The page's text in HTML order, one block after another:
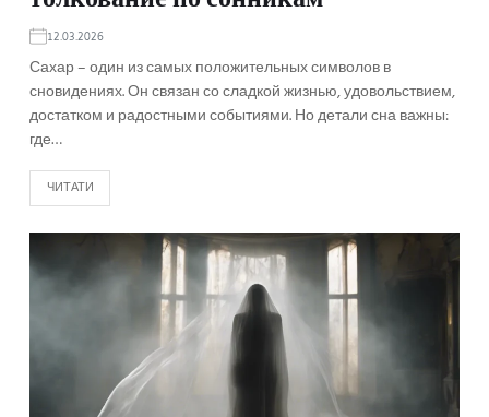
12.03.2026
Сахар – один из самых положительных символов в
сновидениях. Он связан со сладкой жизнью, удовольствием,
достатком и радостными событиями. Но детали сна важны:
где…
ЧИТАТИ